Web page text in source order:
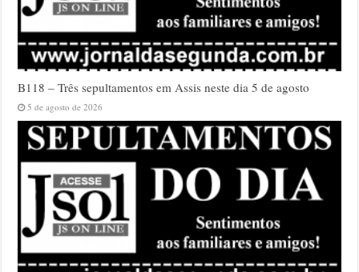
B118 – Três sepultamentos em Assis neste dia 5 de agosto
5 de agosto de 2026